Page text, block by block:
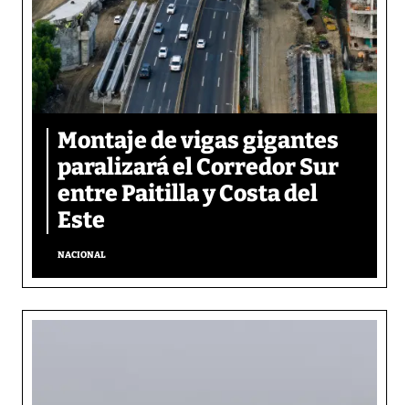
Montaje de vigas gigantes
paralizará el Corredor Sur
entre Paitilla y Costa del
Este
NACIONAL